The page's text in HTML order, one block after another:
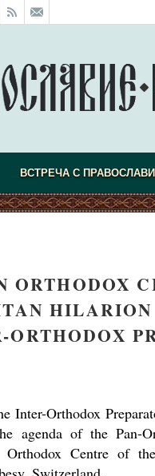
ВСТРЕЧА С
ORTHODOX
ORTHODOX
Inter-Orthodox
agenda of the Pan-
Centre of